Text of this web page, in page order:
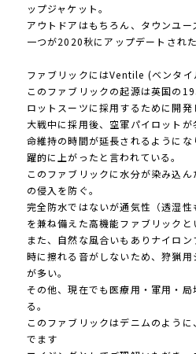
ップジャケット。
アウトドアはもちろん、タウンユ
一つが2020秋にアップデートされた
ファブリックにはVentile (ベンタイ
このファブリックの起源は英国の
ロットスーツに採用するために開
大戦中に採用後、空軍パイロット
命維持の時間が延長されるように
躍的に上がったと言われている。
このファブリックに水分が染み込
の侵入を防ぐ。
完全防水ではないが通気性（透湿
を兼ね備えた高機能ファブリックと
また、自然な風合いもありナイロ
時に擦れる音がしないため、狩猟
が多い。
その他、現在でも医療用・軍用・
る。
このファブリックはデニムのよう
でます